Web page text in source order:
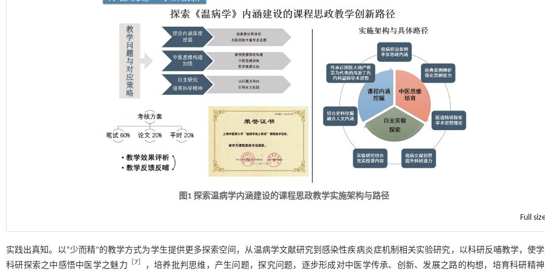
图1 探索温病学内涵建设的课程思政教学实施架构与路径
Full
实践出真知。以“少而精”的教学方式为学生提供更多探索空间，从温病学文献研究到感染性疾病炎症机制相关实验研究，以科研反哺教学，使
科研探索之中感悟中医学之魅力 ［7］ ，培养批判思维，产生问题，探究问题，逐步形成对中医学传承、创新、发展之路的构想，培育科研精